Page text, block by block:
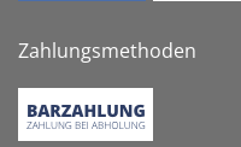
Zahlungsmethoden